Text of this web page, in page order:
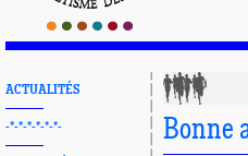
ACTUALITÉS
-*-*-*-*-*-*- Bonne